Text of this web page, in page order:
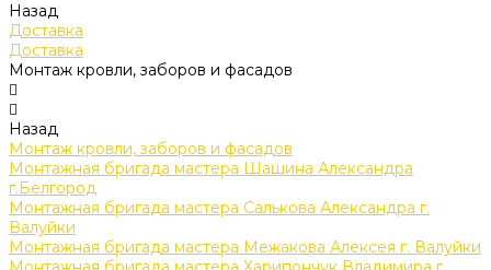
Назад
Доставка
Доставка
Монтаж кровли, заборов и фасадов
Назад
Монтаж кровли, заборов и фасадов
Монтажная бригада мастера Шашина Александра
г.Белгород
Монтажная бригада мастера Салькова Александра г.
Валуйки
Монтажная бригада мастера Межакова Алексея г. Валуйки